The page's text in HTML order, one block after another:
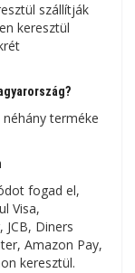
szállítják
keresztül
néhány terméke
fogad el,
Visa,
Diners
Amazon Pay,
keresztül.